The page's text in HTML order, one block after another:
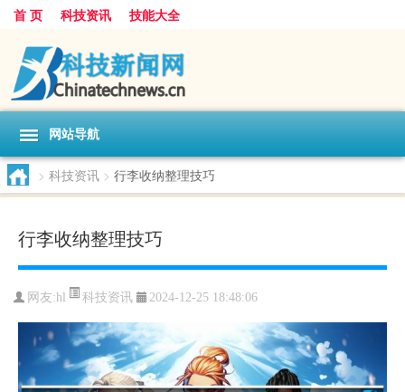
首 页 科技资讯 技能大全
网站导航
> 科技资讯 > 行李收纳整理技巧
行李收纳整理技巧
网友:hl 科技资讯 2024-12-25 18:48:06